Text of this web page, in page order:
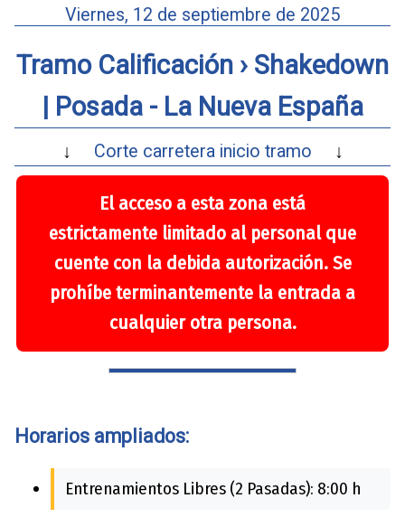
Viernes, 12 de septiembre de 2025
Tramo Calificación › Shakedown
| Posada - La Nueva España
↓ Corte carretera inicio tramo ↓
El acceso a esta zona está
estrictamente limitado al personal que
cuente con la debida autorización. Se
prohíbe terminantemente la entrada a
cualquier otra persona.
Horarios ampliados:
Entrenamientos Libres (2 Pasadas): 8:00 h